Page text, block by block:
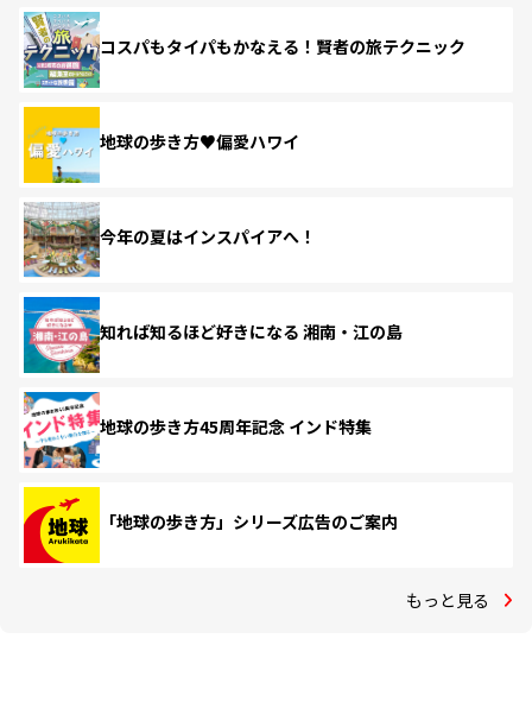
コスパもタイパもかなえる！賢者の旅テクニック
地球の歩き方♥偏愛ハワイ
今年の夏はインスパイアへ！
知れば知るほど好きになる 湘南・江の島
地球の歩き方45周年記念 インド特集
「地球の歩き方」シリーズ広告のご案内
もっと見る